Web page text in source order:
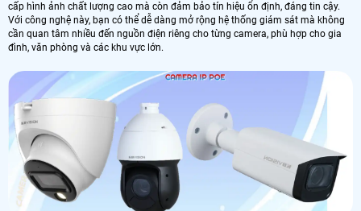
cấp hình ảnh chất lượng cao mà còn đảm bảo tín hiệu ổn định, đáng tin cậy.
Với công nghệ này, bạn có thể dễ dàng mở rộng hệ thống giám sát mà không
cần quan tâm nhiều đến nguồn điện riêng cho từng camera, phù hợp cho gia
đình, văn phòng và các khu vực lớn.